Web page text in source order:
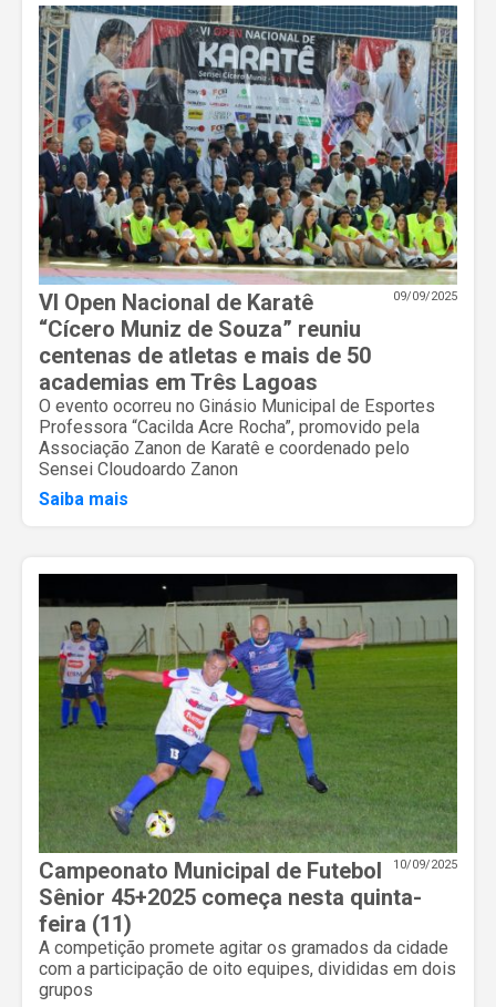
09/09/2025
VI Open Nacional de Karatê
“Cícero Muniz de Souza” reuniu
centenas de atletas e mais de 50
academias em Três Lagoas
O evento ocorreu no Ginásio Municipal de Esportes
Professora “Cacilda Acre Rocha”, promovido pela
Associação Zanon de Karatê e coordenado pelo
Sensei Cloudoardo Zanon
Saiba mais
10/09/2025
Campeonato Municipal de Futebol
Sênior 45+2025 começa nesta quinta-
feira (11)
A competição promete agitar os gramados da cidade
com a participação de oito equipes, divididas em dois
grupos